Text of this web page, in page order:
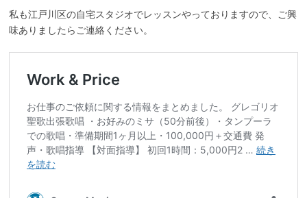
私も江戸川区の自宅スタジオでレッスンやっておりますので、ご興
味ありましたらご連絡ください。